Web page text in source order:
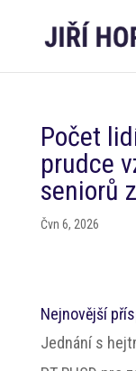
Počet
prudce
seniorů
Čvn 6, 2026
Nejnovější
Jednání s